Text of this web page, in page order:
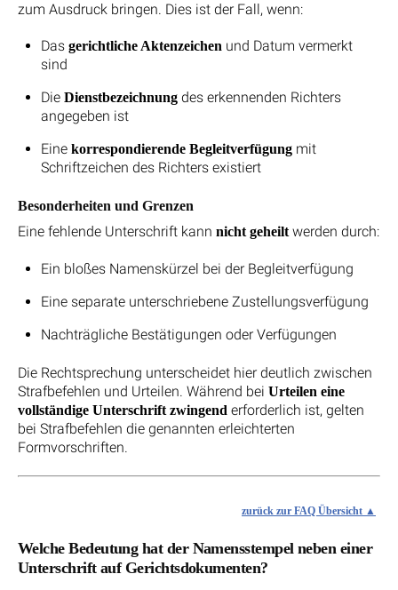
zum Ausdruck bringen. Dies ist der Fall, wenn:
Das gerichtliche Aktenzeichenund Datum vermerkt
sind
Die Dienstbezeichnungdes erkennenden Richters
angegeben ist
Eine korrespondierende Begleitverfügungmit
Schriftzeichen des Richters existiert
Besonderheiten und Grenzen
Eine fehlende Unterschrift kann nicht geheilt werden durch:
Ein bloßes Namenskürzel bei der Begleitverfügung
Eine separate unterschriebene Zustellungsverfügung
Nachträgliche Bestätigungen oder Verfügungen
Die Rechtsprechung unterscheidet hier deutlich zwischen
Strafbefehlen und Urteilen. Während bei Urteilen eine
vollständige Unterschrift zwingend erforderlich ist, gelten
bei Strafbefehlen die genannten erleichterten
Formvorschriften.
zurück zur FAQ Übersicht
Welche Bedeutung hat der Namensstempel neben einer
Unterschrift auf Gerichtsdokumenten?